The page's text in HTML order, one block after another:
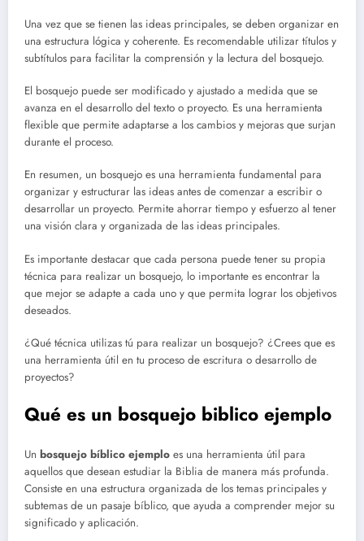
Una vez que se tienen las ideas principales, se deben organizar en
una estructura lógica y coherente. Es recomendable utilizar títulos y
subtítulos para facilitar la comprensión y la lectura del bosquejo.
El bosquejo puede ser modificado y ajustado a medida que se
avanza en el desarrollo del texto o proyecto. Es una herramienta
flexible que permite adaptarse a los cambios y mejoras que surjan
durante el proceso.
En resumen, un bosquejo es una herramienta fundamental para
organizar y estructurar las ideas antes de comenzar a escribir o
desarrollar un proyecto. Permite ahorrar tiempo y esfuerzo al tener
una visión clara y organizada de las ideas principales.
Es importante destacar que cada persona puede tener su propia
técnica para realizar un bosquejo, lo importante es encontrar la
que mejor se adapte a cada uno y que permita lograr los objetivos
deseados.
¿Qué técnica utilizas tú para realizar un bosquejo? ¿Crees que es
una herramienta útil en tu proceso de escritura o desarrollo de
proyectos?
Qué es un bosquejo biblico ejemplo
Un bosquejo bíblico ejemplo es una herramienta útil para
aquellos que desean estudiar la Biblia de manera más profunda.
Consiste en una estructura organizada de los temas principales y
subtemas de un pasaje bíblico, que ayuda a comprender mejor su
significado y aplicación.